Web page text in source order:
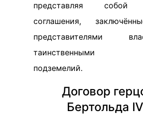
представляя собой
соглашения,
представителями
таинственными
подземелий.
Договор
Бертольда